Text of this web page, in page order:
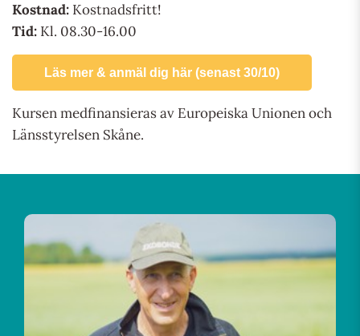
Kostnad: Kostnadsfritt!
Tid: Kl. 08.30-16.00
Läs mer & anmäl dig här (senast 30/10)
Kursen medfinansieras av Europeiska Unionen och
Länsstyrelsen Skåne.